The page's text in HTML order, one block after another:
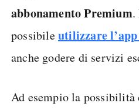
abbonamento Premium.
possibileutilizzare
anche godere di servizi
Ad esempio la possibilità